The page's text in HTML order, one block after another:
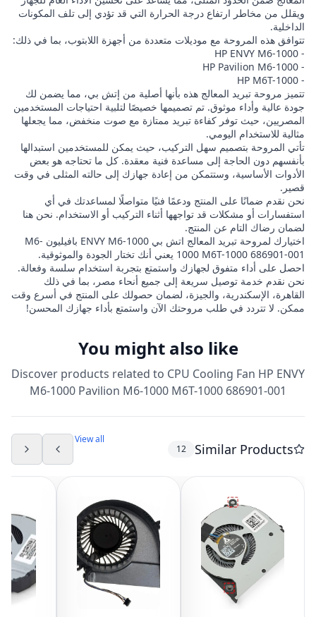
ويقلل من مخاطر ارتفاع درجة الحرارة التي قد تؤدي إلى تلف المكونات
الداخلية.
تتوافق هذه المروحة مع موديلات متعددة من أجهزة اللابتوب، بما في ذلك:
- HP ENVY M6-1000
- HP Pavilion M6-1000
- HP M6T-1000
تتميز مروحة تبريد المعالج هذه بأنها أصلية من إتش بي، مما يضمن لك
جودة عالية وأداء موثوق. تم تصميمها خصيصًا لتلبية احتياجات المستخدمين
المصريين، حيث توفر كفاءة تبريد ممتازة مع صوت منخفض، مما يجعلها
مثالية للاستخدام اليومي.
تأتي المروحة بتصميم سهل التركيب، حيث يمكن للمستخدمين استبدالها
بأنفسهم دون الحاجة إلى مساعدة فنية معقدة. كل ما تحتاجه هو بعض
الأدوات الأساسية، وستتمكن من إعادة جهازك إلى حالته المثلى في وقت
قصير.
نحن نقدم ضمانًا على المنتج ودعمًا فنيًا متواصلًا لمساعدتك في أي
استفسارات أو مشكلات قد تواجهها أثناء التركيب أو الاستخدام. نحن هنا
لضمان رضاك التام عن المنتج.
اختيارك لمروحة تبريد المعالج اتش بي ENVY M6-1000 بافيليون M6-
1000 M6T-1000 686901-001 يعني أنك تختار الجودة والموثوقية.
احصل على أداء متفوق لجهازك واستمتع بتجربة استخدام سلسة وفعالة.
نحن نقدم خدمة توصيل سريعة إلى جميع أنحاء مصر، بما في ذلك
القاهرة، الإسكندرية، والجيزة، لضمان حصولك على المنتج في أسرع وقت
ممكن. لا تتردد في طلب مروحتك الآن واستمتع بأداء جهازك المحسن!
You might also like
Discover products related to CPU Cooling Fan HP ENVY
M6-1000 Pavilion M6-1000 M6T-1000 686901-001
Similar Products
12
View all